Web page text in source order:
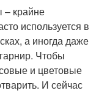
– крайне
используется в
а иногда даже
Чтобы
и цветовые
И сейчас